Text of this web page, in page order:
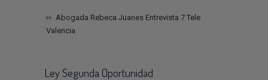
Abogada Rebeca Juanes Entrevista 7 Tele
Valencia
Ley Segunda Oportunidad